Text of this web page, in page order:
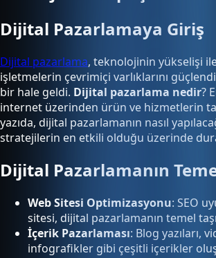
Dijital Pazarlamaya Giriş
Dijital pazarlama, teknolojinin yükselişi
işletmelerin çevrimiçi varlıklarını
bir hale geldi. Dijital pazarlama nedir?
internet üzerinden ürün ve hizmetlerin
yazıda, dijital pazarlamanın nasıl
stratejilerin en etkili olduğu üzerinde
Dijital Pazarlamanın
Web Sitesi Optimizasyonu: SEO
sitesi, dijital pazarlamanın temel
İçerik Pazarlaması: Blog yazıları,
infografikler gibi çeşitli içerikler